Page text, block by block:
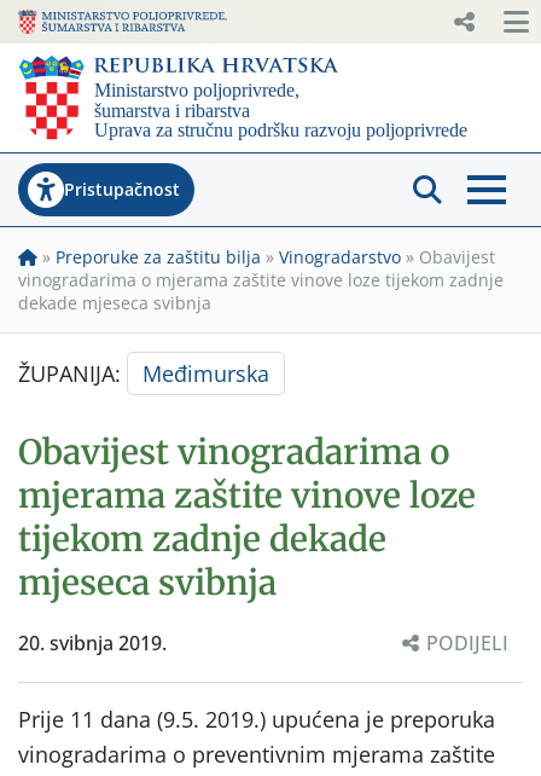
Pristupačnost
» Preporuke za zaštitu bilja » Vinogradarstvo » Obavijest
vinogradarima o mjerama zaštite vinove loze tijekom zadnje
dekade mjeseca svibnja
ŽUPANIJA: Međimurska
Obavijest vinogradarima o
mjerama zaštite vinove loze
tijekom zadnje dekade
mjeseca svibnja
20. svibnja 2019. PODIJELI
Prije 11 dana (9.5. 2019.) upućena je preporuka
vinogradarima o preventivnim mjerama zaštite